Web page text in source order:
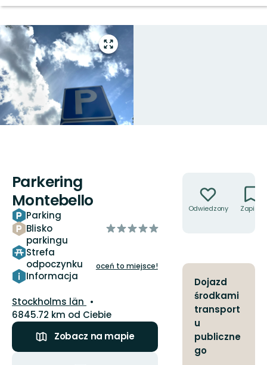
Przejdź
do
trybu
pełnoekranowego
Parkering
Montebello
Parking
Blisko
parkingu
Strefa
odpoczynku
Informacja
z
oceń to miejsce!
Województwo:
Stockholms län
6845.72 km od Ciebie
Zobacz na mapie
Odwiedzony Zapisz
Dojazd
środkami
transport
u
publiczne
go